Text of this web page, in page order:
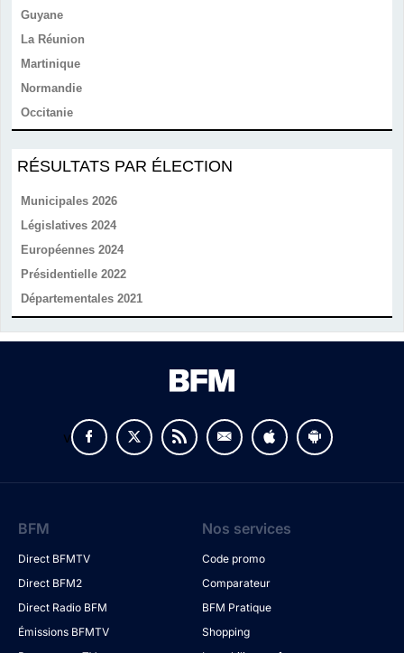
Guyane
La Réunion
Martinique
Normandie
Occitanie
RÉSULTATS PAR ÉLECTION
Municipales 2026
Législatives 2024
Européennes 2024
Présidentielle 2022
Départementales 2021
v
BFM
Direct BFMTV
Direct BFM2
Direct Radio BFM
Émissions BFMTV
Nos services
Code promo
Comparateur
BFM Pratique
Shopping